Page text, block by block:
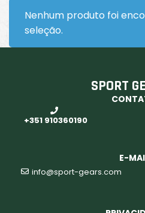
Nenhum produto foi
seleção.
SPORT
+351 910360190
E-
info@sport-gears.com